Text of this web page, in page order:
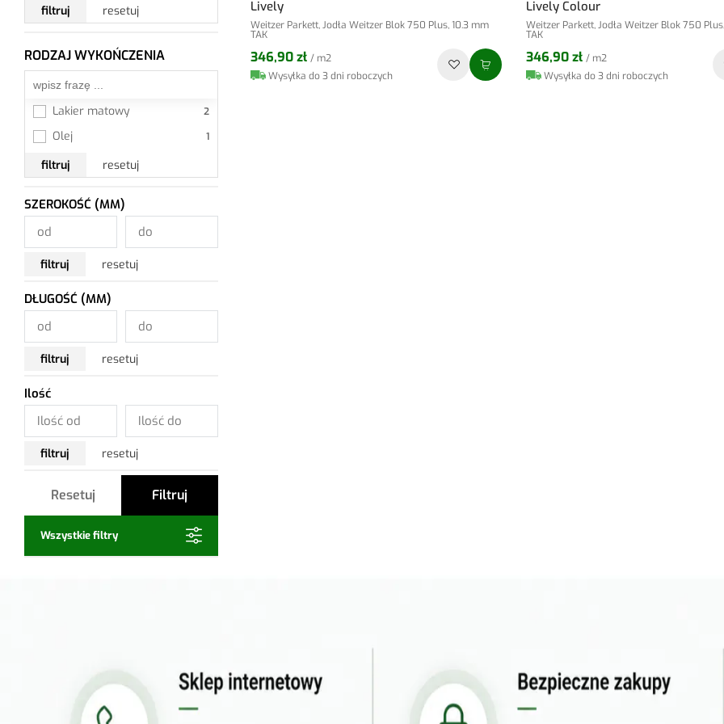
filtruj
resetuj
RODZAJ WYKOŃCZENIA
Lakier matowy
Olej
filtruj
resetuj
SZEROKOŚĆ (MM)
filtruj resetuj
DŁUGOŚĆ (MM)
filtruj resetuj
Ilość
filtruj resetuj
Resetuj Filtruj
Wszystkie filtry
Lively
Weitzer Parkett, Jodła Weitzer Blok 750 Plus, 10.3 mm
TAK
346,90 zł / m2
Wysyłka do 3 dni roboczych
Lively Colour
Weitzer Parkett, Jodła Weitzer Blok 750
TAK
346,90 zł / m2
Wysyłka do 3 dni roboczych